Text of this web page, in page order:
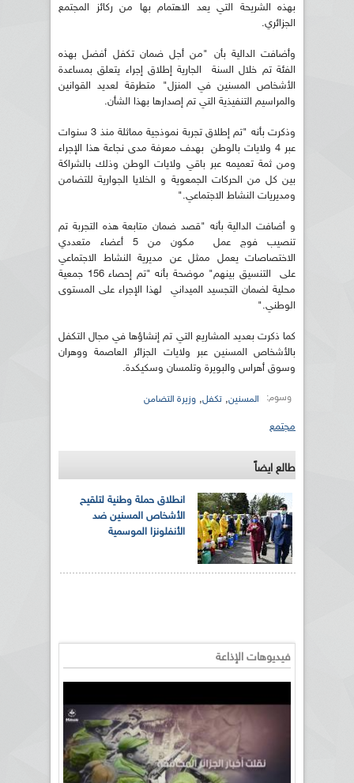
بهذه الشريحة التي يعد الاهتمام بها من ركائز المجتمع
الجزائري.
وأضافت الدالية بأن "من أجل ضمان تكفل أفضل بهذه
الفئة تم خلال السنة الجارية إطلاق إجراء يتعلق بمساعدة
الأشخاص المسنين في المنزل" متطرقة لعديد القوانين
والمراسيم التنفيذية التي تم إصدارها بهذا الشأن.
وذكرت بأنه "تم إطلاق تجربة نموذجية مماثلة منذ 3 سنوات
عبر 4 ولايات بالوطن بهدف معرفة مدى نجاعة هذا الإجراء
ومن ثمة تعميمه عبر باقي ولايات الوطن وذلك بالشراكة
بين كل من الحركات الجمعوية و الخلايا الجوارية للتضامن
ومديريات النشاط الاجتماعي."
و أضافت الدالية بأنه "قصد ضمان متابعة هذه التجربة تم
تنصيب فوج عمل مكون من 5 أعضاء متعددي
الاختصاصات يعمل ممثل عن مديرية النشاط الاجتماعي
على التنسيق بينهم" موضحة بأنه "تم إحصاء 156 جمعية
محلية لضمان التجسيد الميداني لهذا الإجراء على المستوى
الوطني."
كما ذكرت بعديد المشاريع التي تم إنشاؤها في مجال التكفل
بالأشخاص المسنين عبر ولايات الجزائر العاصمة ووهران
وسوق أهراس والبويرة وتلمسان وسكيكدة.
وسوم: المسنين, تكفل, وزيرة التضامن
مجتمع
طالع ايضاً
انطلاق حملة وطنية لتلقيح
الأشخاص المسنين ضد
الأنفلونزا الموسمية
فيديوهات الإذاعة